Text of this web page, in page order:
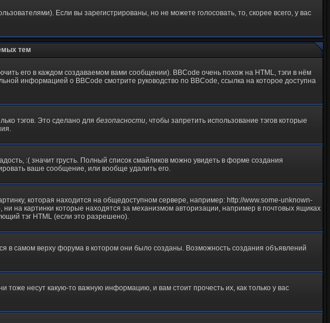
Если вы зарегистрированы, но не можете голосовать, то, скорее всего, у вас
тем
его в каждом создаваемом вами сообщении). BBCode очень похож на HTML, тэги в нём
информацией о BBCode смотрите руководство по BBCode, ссылка на которое доступна
тэгов. Это сделано для безопасности, чтобы запретить использование тэгов которые
:( значит грусть. Полный список смайликов можно увидеть в форме создания
ваше сообщение, или вообще удалить его.
которая находится на общедоступном сервере, например: http://www.some-unknown-
на картинки которые находятся за механизмом авторизации, например в почтовых ящиках
тэг HTML (если это разрешено).
в самом верху форума в котором они было созданы. Возможность создания объявлений
несут какую-то важную информацию, и вам стоит прочесть их, как только у вас